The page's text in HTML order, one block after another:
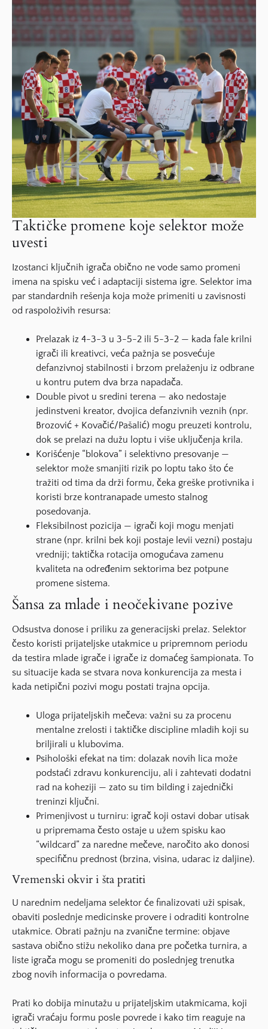
Taktičke promene koje selektor može
uvesti
Izostanci ključnih igrača obično ne vode samo promeni
imena na spisku već i adaptaciji sistema igre. Selektor ima
par standardnih rešenja koja može primeniti u zavisnosti
od raspoloživih resursa:
Prelazak iz 4-3-3 u 3-5-2 ili 5-3-2 — kada fale krilni
igrači ili kreativci, veća pažnja se posvećuje
defanzivnoj stabilnosti i brzom prelaženju iz odbrane
u kontru putem dva brza napadača.
Double pivot u sredini terena — ako nedostaje
jedinstveni kreator, dvojica defanzivnih veznih (npr.
Brozović + Kovačić/Pašalić) mogu preuzeti kontrolu,
dok se prelazi na dužu loptu i više uključenja krila.
Korišćenje “blokova” i selektivno presovanje —
selektor može smanjiti rizik po loptu tako što će
tražiti od tima da drži formu, čeka greške protivnika i
koristi brze kontranapade umesto stalnog
posedovanja.
Fleksibilnost pozicija — igrači koji mogu menjati
strane (npr. krilni bek koji postaje levii vezni) postaju
vredniji; taktička rotacija omogućava zamenu
kvaliteta na određenim sektorima bez potpune
promene sistema.
Šansa za mlade i neočekivane pozive
Odsustva donose i priliku za generacijski prelaz. Selektor
često koristi prijateljske utakmice u pripremnom periodu
da testira mlade igrače i igrače iz domaćeg šampionata. To
su situacije kada se stvara nova konkurencija za mesta i
kada netipični pozivi mogu postati trajna opcija.
Uloga prijateljskih mečeva: važni su za procenu
mentalne zrelosti i taktičke discipline mladih koji su
briljirali u klubovima.
Psihološki efekat na tim: dolazak novih lica može
podstaći zdravu konkurenciju, ali i zahtevati dodatni
rad na koheziji — zato su tim bilding i zajednički
treninzi ključni.
Primenjivost u turniru: igrač koji ostavi dobar utisak
u pripremama često ostaje u užem spisku kao
“wildcard” za naredne mečeve, naročito ako donosi
specifičnu prednost (brzina, visina, udarac iz daljine).
Vremenski okvir i šta pratiti
U narednim nedeljama selektor će finalizovati uži spisak,
obaviti poslednje medicinske provere i odraditi kontrolne
utakmice. Obrati pažnju na zvanične termine: objave
sastava obično stižu nekoliko dana pre početka turnira, a
liste igrača mogu se promeniti do poslednjeg trenutka
zbog novih informacija o povredama.
Prati ko dobija minutažu u prijateljskim utakmicama, koji
igrači vraćaju formu posle povrede i kako tim reaguje na